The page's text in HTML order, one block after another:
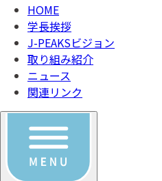
HOME
学長挨拶
J-PEAKSビジョン
取り組み紹介
ニュース
関連リンク